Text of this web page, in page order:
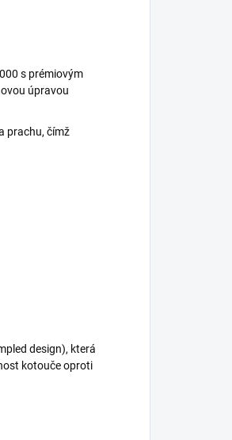
s prémiovým
úpravou
prachu, čímž
design), která
kotouče oproti